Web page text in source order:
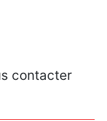
contacter